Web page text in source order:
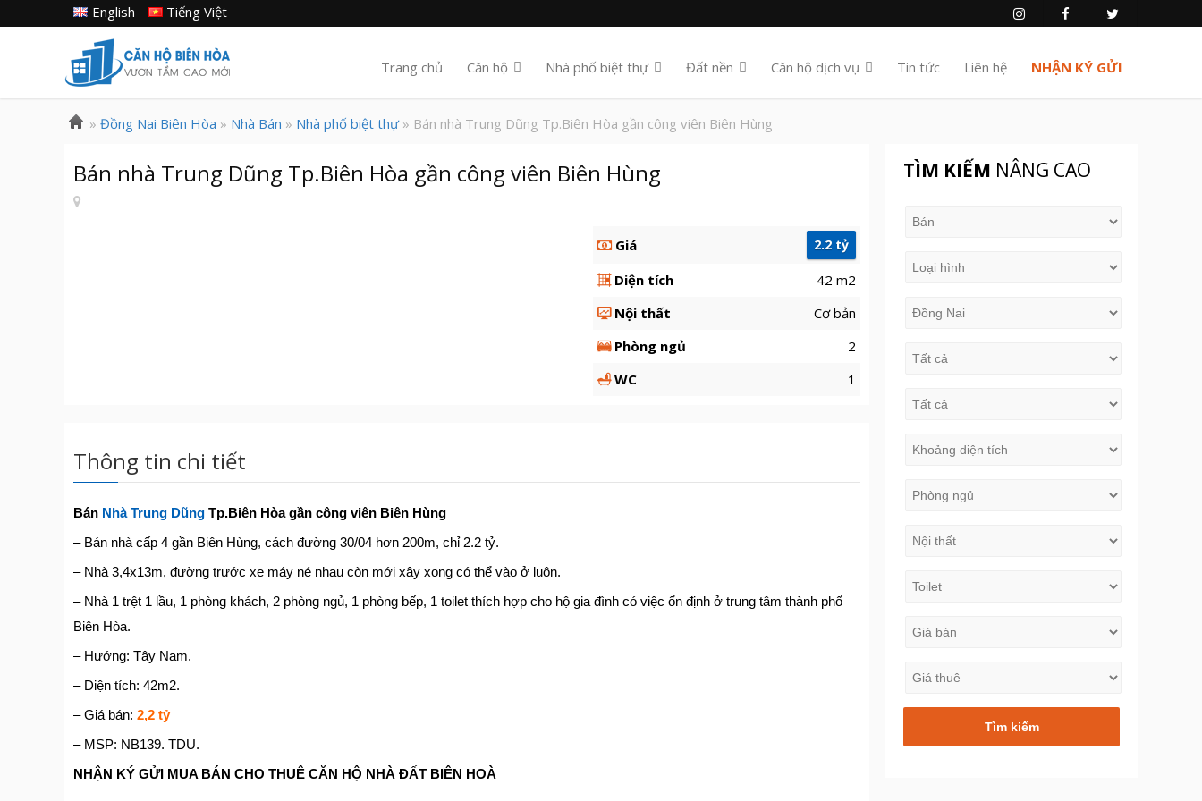
Tiếng Việt
English
Trang chủ Căn hộ Nhà phố biệt thự Đất nền Căn hộ dịch vụ Tin tức Liên hệ NHẬN KÝ GỬI
» Đồng Nai Biên Hòa » Nhà Bán » Nhà phố biệt thự » Bán nhà Trung Dũng Tp.Biên Hòa gần công viên Biên Hùng
Bán nhà Trung Dũng Tp.Biên Hòa gần công viên Biên Hùng
Giá 2.2 tỷ
Diện tích
42 m2
Nội thất
Cơ bản
Phòng ngủ
2
WC
1
Thông tin chi tiết
Bán Nhà Trung Dũng Tp.Biên Hòa gần công viên Biên Hùng
– Bán nhà cấp 4 gần Biên Hùng, cách đường 30/04 hơn 200m, chỉ 2.2 tỷ.
– Nhà 3,4x13m, đường trước xe máy né nhau còn mới xây xong có thể vào ở luôn.
– Nhà 1 trệt 1 lầu, 1 phòng khách, 2 phòng ngủ, 1 phòng bếp, 1 toilet thích hợp cho hộ gia đình có việc ổn định ở trung tâm thành phố
Biên Hòa.
– Hướng: Tây Nam.
– Diện tích: 42m2.
– Giá bán: 2,2 tỷ
– MSP: NB139. TDU.
NHẬN KÝ GỬI MUA BÁN CHO THUÊ CĂN HỘ NHÀ ĐẤT BIÊN HOÀ
TÌM KIẾM NÂNG CAO